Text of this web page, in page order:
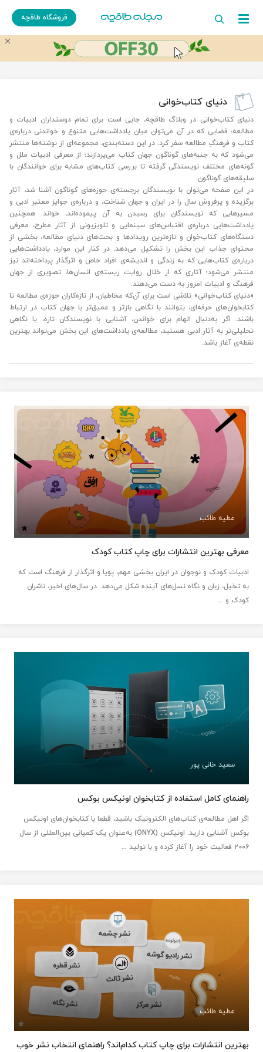
فروشگاه طاقچه
دنیای کتاب‌خوانی
دنیای کتاب‌خوانی در وبلاگ طاقچه، جایی‌ است برای تمام دوستداران ادبیات و
مطالعه؛ فضایی که در آن می‌توان میان یادداشت‌هایی متنوع و خواندنی درباره‌ی
کتاب و فرهنگِ مطالعه سفر کرد. در این دسته‌بندی، مجموعه‌ای از نوشته‌ها منتشر
می‌شود که به جنبه‌های گوناگون جهان کتاب می‌پردازند؛ از معرفی ادبیات ملل و
گونه‌های مختلف نویسندگی گرفته تا بررسی کتاب‌های مشابه برای خوانندگان با
سلیقه‌های گوناگون.
در این صفحه می‌توان با نویسندگان برجسته‌ی حوزه‌های گوناگون آشنا شد، آثار
برگزیده و پرفروش سال را در ایران و جهان شناخت، و درباره‌ی جوایز معتبر ادبی و
مسیرهایی که نویسندگان برای رسیدن به آن پیموده‌اند، خواند. همچنین
یادداشت‌هایی درباره‌ی اقتباس‌های سینمایی و تلویزیونی از آثار مطرح، معرفی
دستگاه‌های کتاب‌خوان و تازه‌ترین رویدادها و بحث‌های دنیای مطالعه، بخشی از
محتوای جذاب این بخش را تشکیل می‌دهد. در کنار این موارد، یادداشت‌هایی
درباره‌ی کتاب‌هایی که به زندگی و اندیشه‌ی افراد خاص و اثرگذار پرداخته‌اند نیز
منتشر می‌شود؛ آثاری که از خلال روایت زیسته‌ی انسان‌ها، تصویری از جهان
فرهنگ و ادبیات امروز به دست می‌دهند.
«دنیای کتاب‌خوانی» تلاشی‌ است برای آن‌که مخاطبان، از تازه‌کاران حوزه‌ی مطالعه تا
کتابخوان‌های حرفه‌ای، بتوانند با نگاهی بازتر و عمیق‌تر با جهان کتاب در ارتباط
باشند. اگر به‌دنبال الهام برای خواندن، آشنایی با نویسندگان تازه، یا نگاهی
تحلیلی‌تر به آثار ادبی هستید، مطالعه‌ی یادداشت‌های این بخش می‌تواند بهترین
نقطه‌ی آغاز باشد.
عطیه طائب
معرفی بهترین انتشارات برای چاپ کتاب کودک
ادبیات کودک و نوجوان در ایران بخشی مهم، پویا و اثرگذار از فرهنگ است که
به تخیل، زبان و نگاه نسل‌های آینده شکل می‌دهد. در سال‌های اخیر، ناشران
کودک و ...
سعید خانی‌ پور
راهنمای کامل استفاده از کتابخوان اونیکس بوکس
اگر اهل مطالعه‌ی کتاب‌های الکترونیک باشید، قطعا با کتابخوان‌های اونیکس
بوکس آشنایی دارید. اونیکس (ONYX) به‌عنوان یک کمپانی بین‌المللی از سال
۲۰۰۶ فعالیت خود را آغاز کرده و با تولید ...
عطیه طائب
بهترین انتشارات برای چاپ کتاب کدام‌اند؟ راهنمای انتخاب نشر خوب